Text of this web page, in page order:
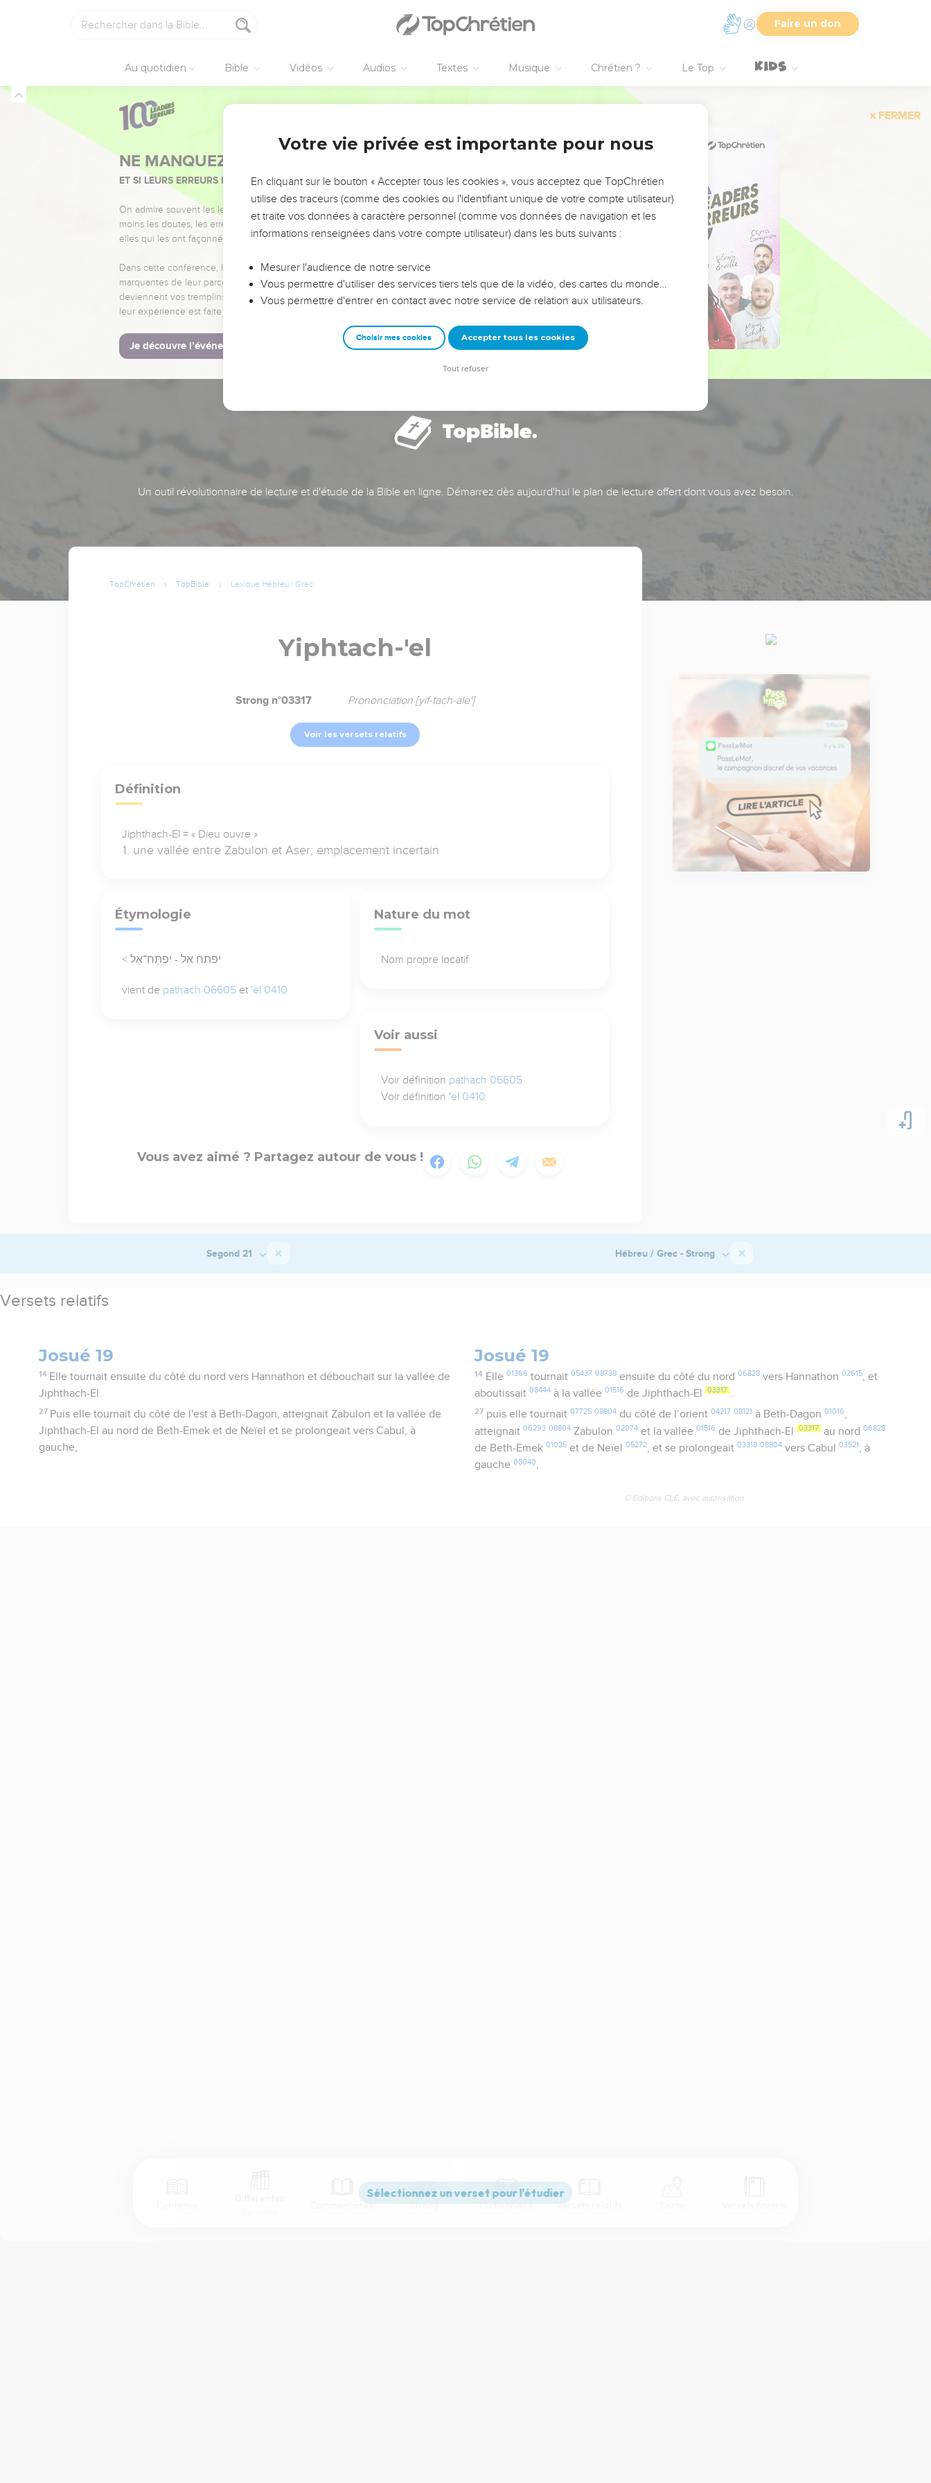
Faire un don
Au quotidien Bible Vidéos Audios Textes Musique Chrétien ? Le Top
FERMER
NE MANQUEZ PAS L’ÉVÉNEMENT DE L’ANNÉE !
ET SI LEURS ERREURS POUVAIENT VOUS ÉVITER LES VOTRES ?
On admire souvent les leaders pour leurs réussites, leur impact, leur foi ou leur vision. Mais on voit
moins les doutes, les erreurs et les saisons difficiles qu'ils ont traversés, alors même que ce sont
elles qui les ont façonnés.
Dans cette conférence, leaders, entrepreneurs, et responsables reviennent sur les erreurs
marquantes de leur parcours et les clés pour avancer avec plus de sagesse afin que leurs erreurs
deviennent vos tremplins. Que vous guidiez un ministère, une équipe, un groupe ou une famille,
leur expérience est faite pour vous.
Je découvre l’événement
Un outil révolutionnaire de lecture et d'étude de la Bible en ligne. Démarrez dès aujourd'hui le plan de lecture offert dont vous avez besoin.
TopChrétien TopBible Lexique Hébreu / Grec
Yiphtach-'el
Strong n°03317 Prononciation [yif-tach-ale']
Voir les versets relatifs
Définition
Jiphthach-El = « Dieu ouvre »
une vallée entre Zabulon et Aser; emplacement incertain
Étymologie
< יפתח אל - יִפְתַּח־אֵל
vient de pathach 06605et 'el 0410
Nature du mot
Nom propre locatif
Voir aussi
Voir définition pathach 06605
Voir définition 'el 0410
Vous avez aimé ? Partagez autour de vous !
Commentaires Strong Dictionnaire Versets relatifs
Segond 21 Hébreu / Grec - Strong
Versets relatifs
Josué 19
14 Elle tournait ensuite du côté du nord vers Hannathon et débouchait sur la vallée de
Jiphthach-El.
27 Puis elle tournait du côté de l'est à Beth-Dagon, atteignait Zabulon et la vallée de
Jiphthach-El au nord de Beth-Emek et de Neïel et se prolongeait vers Cabul, à
gauche,
Josué 19
14 Elle 01366 tournait 05437 08738ensuite du côté du nord 06828vers Hannathon 02615, et
aboutissait08444 à la vallée01516 de Jiphthach-El 03317 .
27 puis elle tournait 07725 08804du côté de l’orient 04217 08121 à Beth-Dagon 01016,
atteignait06293 08804 Zabulon02074 et la vallée01516 de Jiphthach-El 03317 au nord06828
de Beth-Emek01025 et de Neïel05272, et se prolongeait03318 08804 vers Cabul03521 , à
gauche08040,
© Éditions CLÉ, avec autorisation
Votre vie privée est importante pour nous
En cliquant sur le bouton « Accepter tous les cookies », vous acceptez que TopChrétien
utilise des traceurs (comme des cookies ou l'identifiant unique de votre compte utilisateur)
et traite vos données à caractère personnel (comme vos données de navigation et les
informations renseignées dans votre compte utilisateur) dans les buts suivants :
Mesurer l'audience de notre service
Vous permettre d'utiliser des services tiers tels que de la vidéo, des cartes du monde…
Vous permettre d'entrer en contact avec notre service de relation aux utilisateurs.
Choisir mes cookies Accepter tous les cookies
Tout refuser